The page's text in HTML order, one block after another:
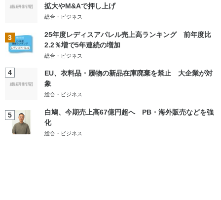
拡大やM&Aで押し上げ
総合・ビジネス
3
25年度レディスアパレル売上高ランキング 前年度比
2.2％増で5年連続の増加
総合・ビジネス
4
EU、衣料品・履物の新品在庫廃棄を禁止 大企業が対
象
総合・ビジネス
5
白鳩、今期売上高67億円超へ PB・海外販売などを強
化
総合・ビジネス